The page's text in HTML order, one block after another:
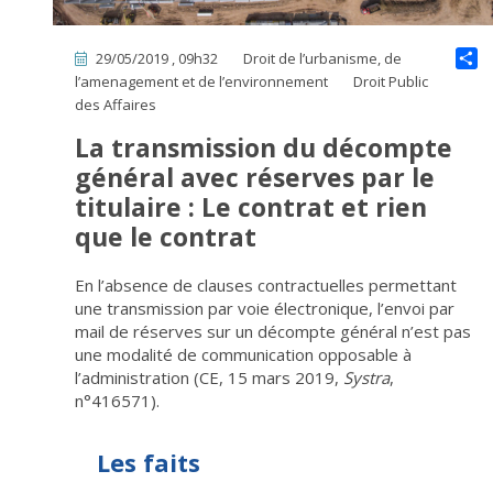
29/05/2019 , 09h32
Droit de l’urbanisme, de
l’amenagement et de l’environnement
Droit Public
des Affaires
La transmission du décompte
général avec réserves par le
titulaire : Le contrat et rien
que le contrat
En l’absence de clauses contractuelles permettant
une transmission par voie électronique, l’envoi par
mail de réserves sur un décompte général n’est pas
une modalité de communication opposable à
l’administration (CE, 15 mars 2019, Systra,
n°416571).
Les faits